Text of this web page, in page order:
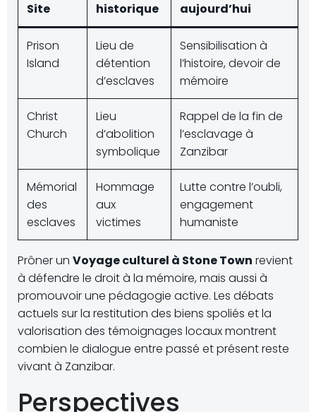
Site
historique
aujourd’hui
Prison
Island
Lieu de
détention
d’esclaves
Sensibilisation à
l’histoire, devoir de
mémoire
Christ
Church
Lieu
d’abolition
symbolique
Rappel de la fin de
l’esclavage à
Zanzibar
Mémorial
des
esclaves
Hommage
aux
victimes
Lutte contre l’oubli,
engagement
humaniste
Prôner un Voyage culturel à Stone Town revient
à défendre le droit à la mémoire, mais aussi à
promouvoir une pédagogie active. Les débats
actuels sur la restitution des biens spoliés et la
valorisation des témoignages locaux montrent
combien le dialogue entre passé et présent reste
vivant à Zanzibar.
Perspectives